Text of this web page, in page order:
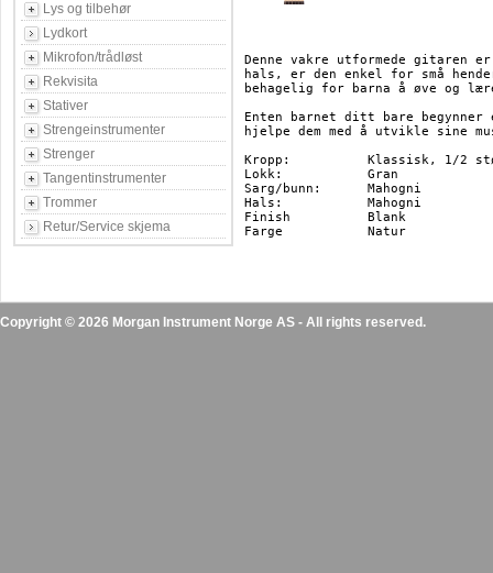
Lys og tilbehør
Lydkort
Mikrofon/trådløst
Rekvisita
Stativer
Strengeinstrumenter
Strenger
Tangentinstrumenter
Trommer
Retur/Service skjema
Denne vakre utformede gitaren
hals, er den enkel for små
behagelig for barna å øve og
Enten barnet ditt bare
hjelpe dem med å utvikle sine
Kropp:		Klassisk, 1/2 størrelse
Lokk:           Gran
Sarg/bunn:	Mahogni
Hals:           Mahogni
Finish          Blank
Farge           Natur
Copyright © 2026 Morgan Instrument Norge AS - All rights reserved.